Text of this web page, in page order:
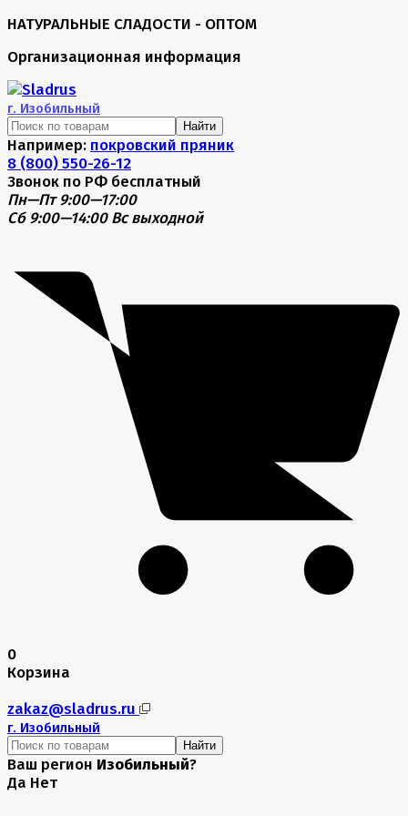
НАТУРАЛЬНЫЕ СЛАДОСТИ - ОПТОМ
Организационная информация
г. Изобильный
Найти
Например: покровский пряник
8 (800) 550-26-12
Звонок по РФ бесплатный
Пн—Пт 9:00—17:00
Сб 9:00—14:00 Вс выходной
0
Корзина
zakaz@sladrus.ru
г. Изобильный
Найти
Ваш регион Изобильный?
Да Нет